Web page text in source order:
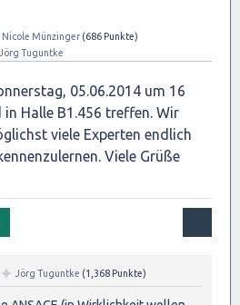
Nicole Münzinger (686 Punkte)
Jörg Tuguntke
05.06.2014 um 16
Halle B1.456 treffen. Wir
viele Experten endlich
Viele Grüße
✦ Jörg Tuguntke (1,368 Punkte)